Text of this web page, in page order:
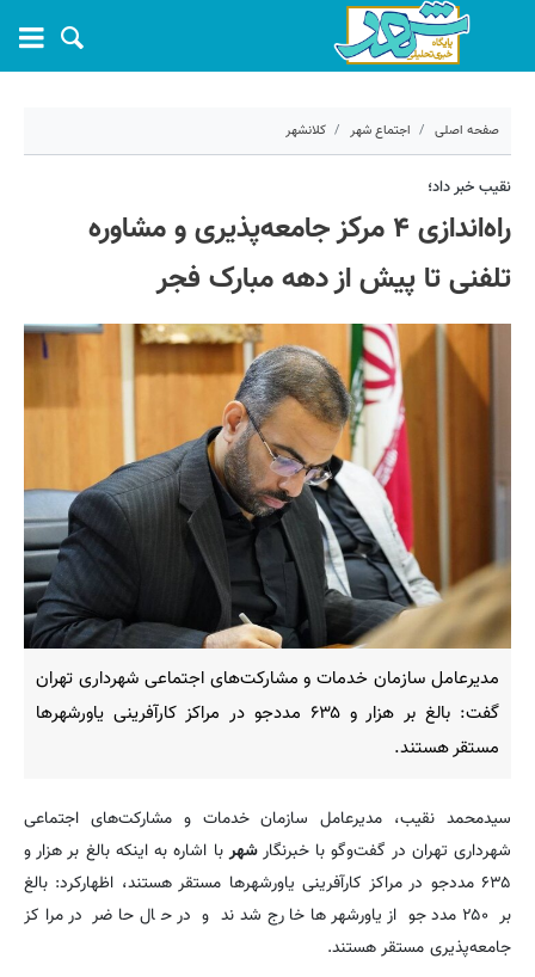
صفحه اصلی اجتماع شهر کلانشهر
کد مطلب:62682
نقیب خبر داد؛
راه‌اندازی ۴ مرکز جامعه‌پذیری و مشاوره
تلفنی تا پیش از دهه مبارک فجر
مدیرعامل سازمان خدمات و مشارکت‌های اجتماعی شهرداری تهران
گفت: بالغ بر هزار و ۶۳۵ مددجو در مراکز کارآفرینی یاورشهرها
مستقر هستند.
سیدمحمد نقیب، مدیرعامل سازمان خدمات و مشارکت‌های اجتماعی
شهرداری تهران در گفت‌وگو با خبرنگارشهربا اشاره به اینکه بالغ بر هزار و
۶۳۵ مددجو در مراکز کارآفرینی یاورشهرها مستقر هستند، اظهارکرد: بالغ
بر ۲۵۰ مددجو از یاورشهرها خارج شدند و در حال حاضر در مراکز
جامعه‌پذیری مستقر هستند.